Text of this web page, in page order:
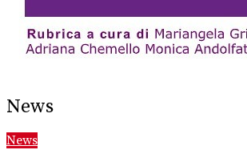
News
News